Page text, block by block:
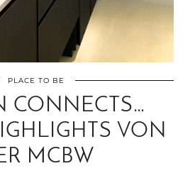
PLACE TO BE
CONNECTS…
VON
MCBW